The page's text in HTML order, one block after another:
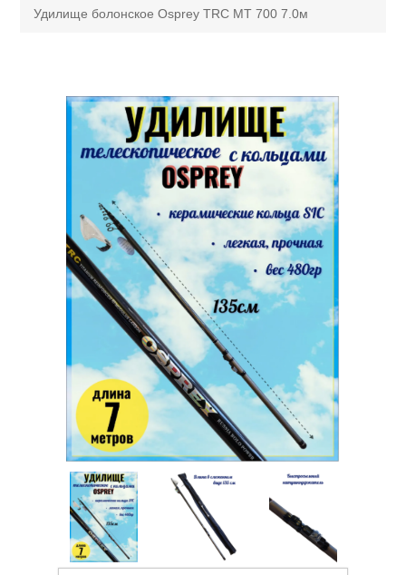
Товары для рыбалки
Аксессуары для лодок
Поиск
Удилище болонское Osprey TRC MT 700 7.0м